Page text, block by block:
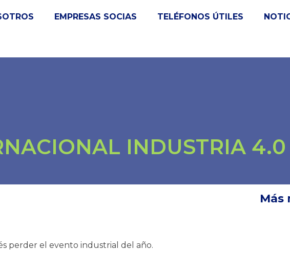
EMPRESAS SOCIAS TELÉFONOS ÚTILES
INDUSTRIA 4.0
perder el evento industrial del año.
Más